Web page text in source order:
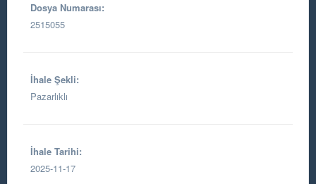
Dosya Numarası:
2515055
İhale Şekli:
Pazarlıklı
İhale Tarihi:
2025-11-17